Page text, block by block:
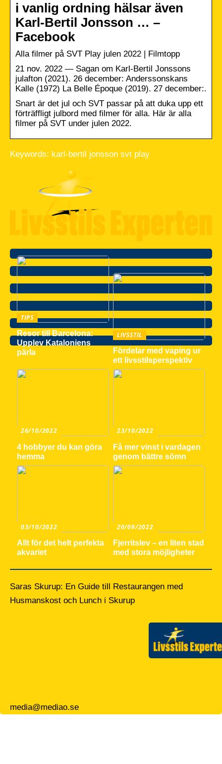
i vanlig ordning hälsar även
Karl-Bertil Jonsson … –
Facebook
Alla filmer på SVT Play julen 2022 | Filmtopp
21 nov. 2022 — Sagan om Karl-Bertil Jonssons
julafton (2021). 26 december: Anderssonskans
Kalle (1972) La Belle Époque (2019). 27 december:.
Snart är det jul och SVT passar på att duka upp ett
förträffligt julbord med filmer för alla. Här är alla
filmer på SVT under julen 2022.
Keywords: karl-bertil jonsson svt play
TIPS
Resor till Barcelona:
Upplev Kataloniens
pärla
LIVSSTIL
Fördelar med vaping ur
ett livsstilsperspektiv
26/10/2022
4 hobbyer du kan göra
hemma
23/10/2022
Få mer vinst i vardagen
genom bättre sömn
03/10/2022
Allt för det helt perfekta
akvariet
20/09/2022
Fjerritslev – en liten stad
med stora möjligheter
Saras Skurup: En Guide till Restaurangen med
Husmanskost och Lunch i Skurup
media@mediao.se